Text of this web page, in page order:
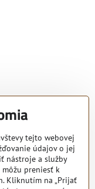
servisným
tejto webovej
údajov o jej
nástroje a služby
preniesť k
Kliknutím na „Prijať